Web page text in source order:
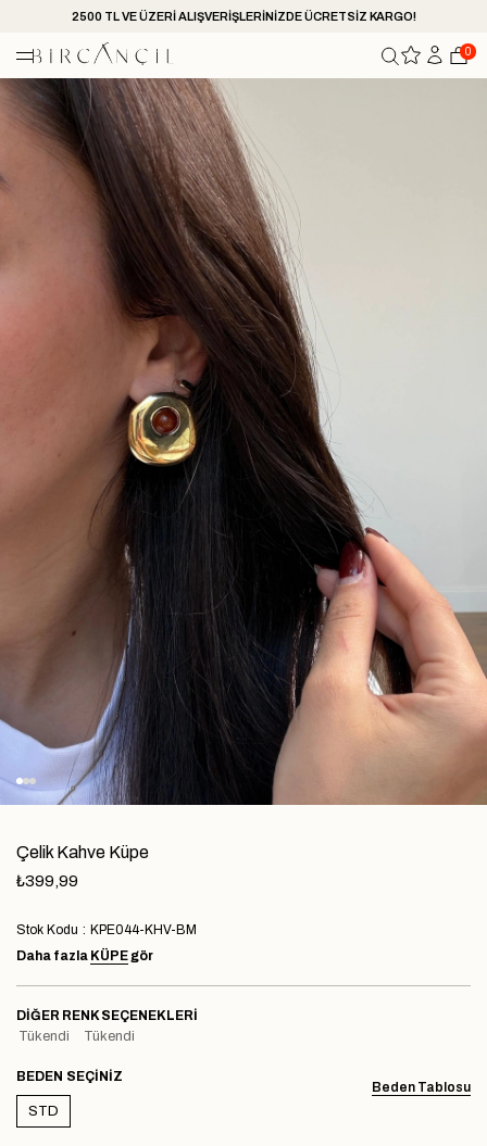
2500 TL VE ÜZERİ ALIŞVERİŞLERİNİZDE ÜCRETSİZ KARGO!
0
Çelik Kahve Küpe
₺399,99
Stok Kodu
KPE044-KHV-BM
Daha fazla KÜPE gör
DIĞER RENK SEÇENEKLERI
Tükendi
Tükendi
Beden Tablosu
BEDEN
STD